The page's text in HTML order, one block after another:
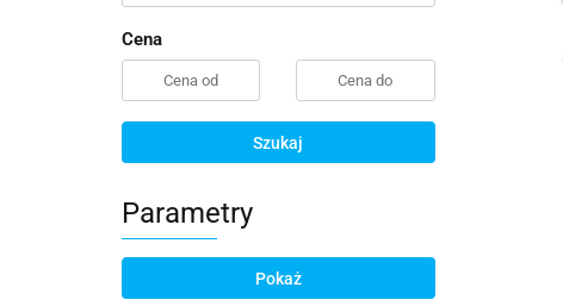
Cena
Szukaj
Parametry
Pokaż